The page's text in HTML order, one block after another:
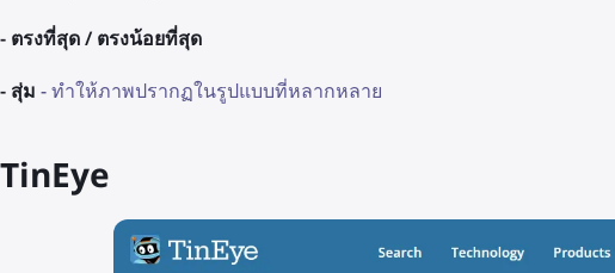
- ตรงที่สุด / ตรงน้อยที่สุด
- สุ่ม - ทำให้ภาพปรากฏในรูปแบบที่หลากหลาย
TinEye